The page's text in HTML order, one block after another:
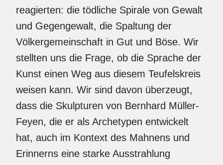
reagierten: die tödliche Spirale von Gewalt
und Gegengewalt, die Spaltung der
Völkergemeinschaft in Gut und Böse. Wir
stellten uns die Frage, ob die Sprache der
Kunst einen Weg aus diesem Teufelskreis
weisen kann. Wir sind davon überzeugt,
dass die Skulpturen von Bernhard Müller-
Feyen, die er als Archetypen entwickelt
hat, auch im Kontext des Mahnens und
Erinnerns eine starke Ausstrahlung